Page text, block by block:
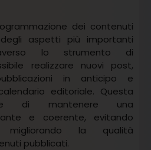
dei contenuti
aspetti più importanti
lo strumento di
realizzare nuovi post,
in anticipo e
editoriale. Questa
di mantenere una
e coerente, evitando
migliorando la qualità
pubblicati.